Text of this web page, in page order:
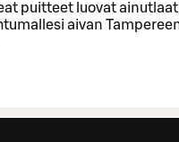
puitteet luovat
aivan